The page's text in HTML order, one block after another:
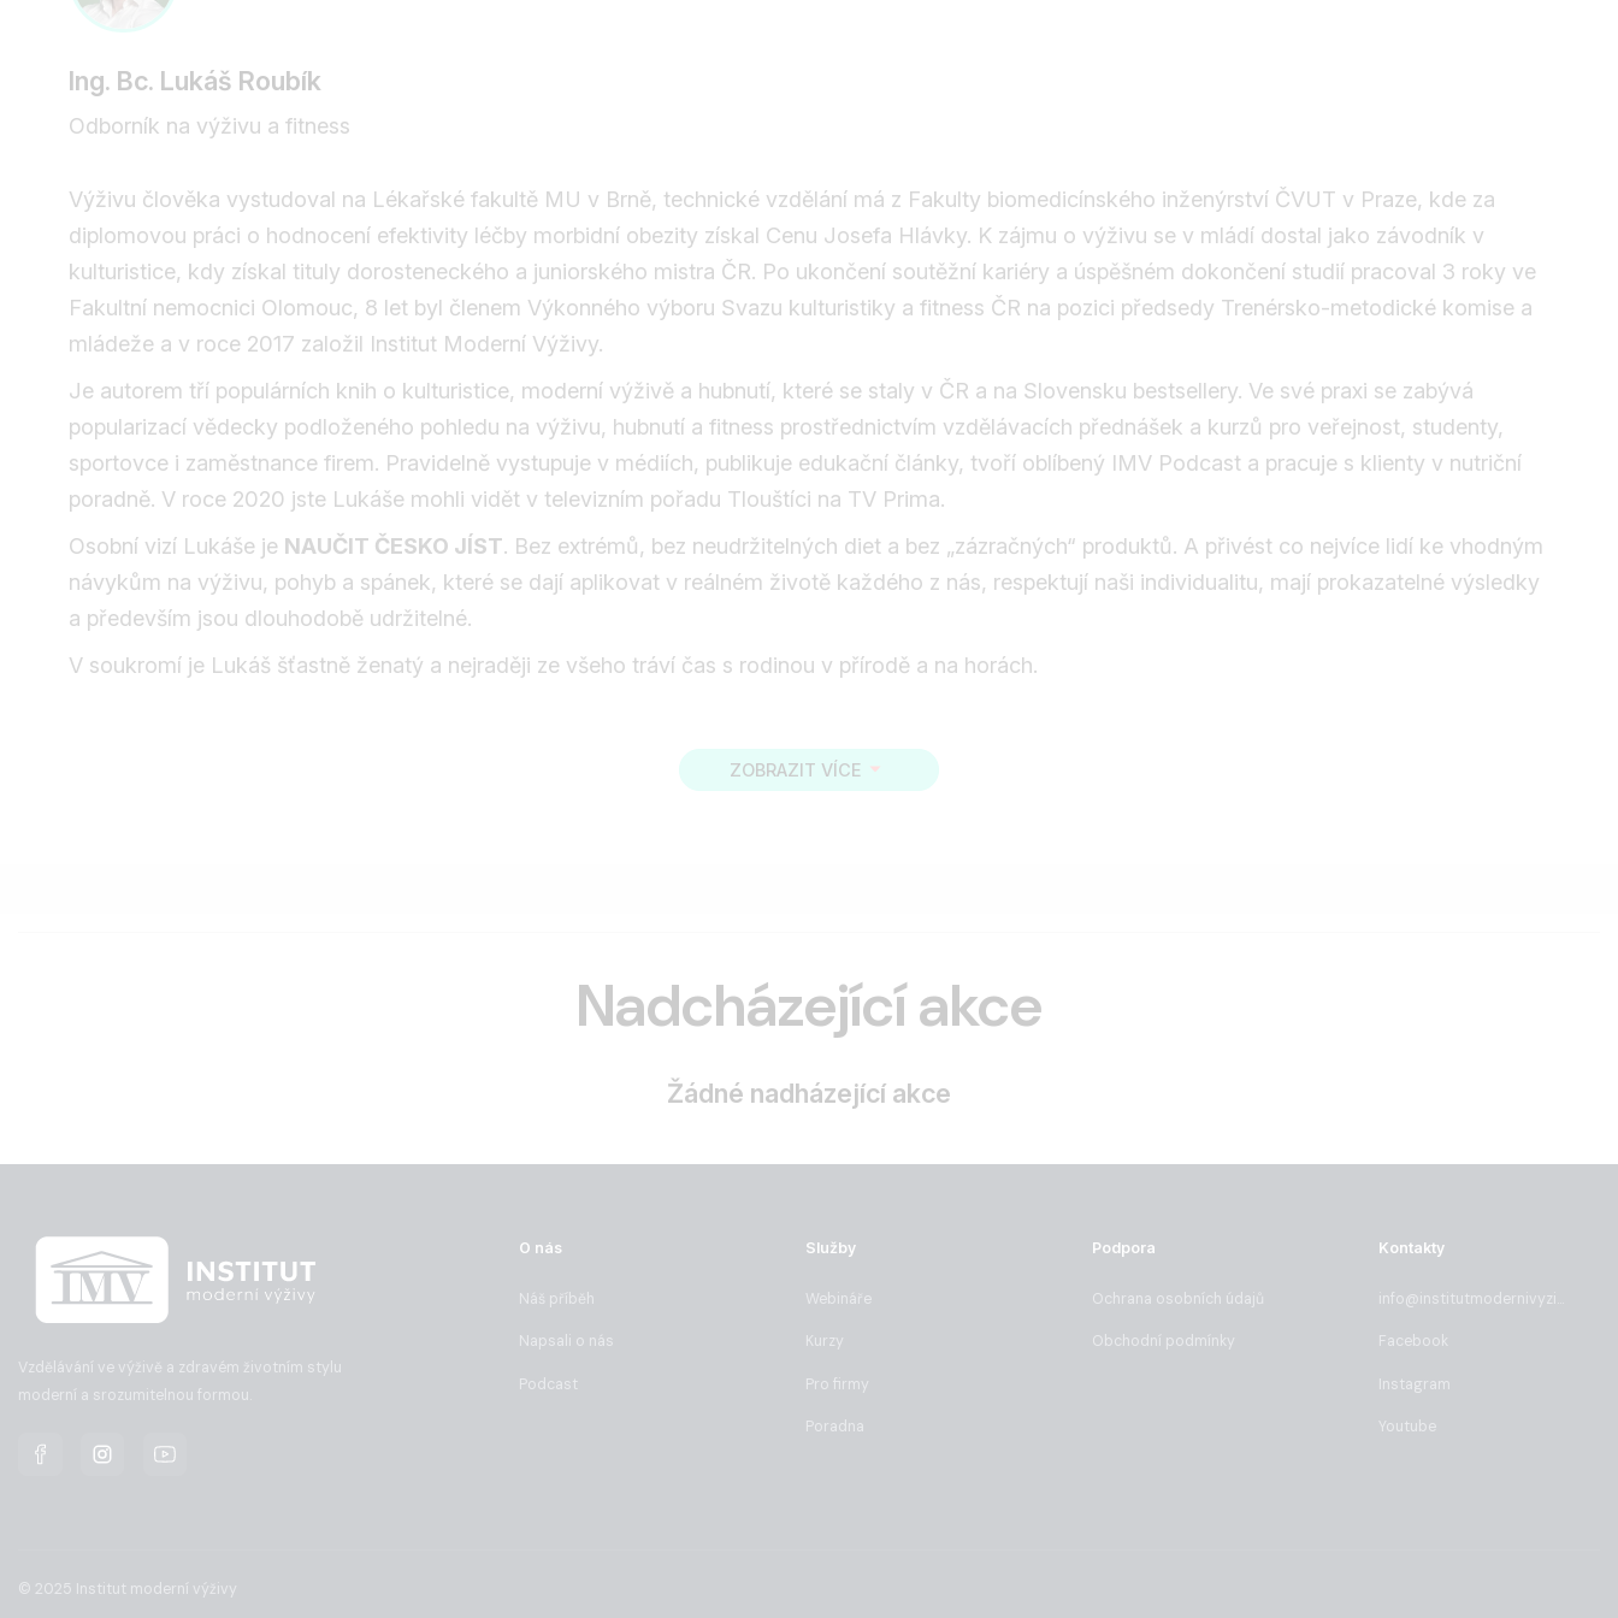
Ing. Bc. Lukáš Roubík
Odborník na výživu a fitness
Výživu člověka vystudoval na Lékařské fakultě MU v Brně, technické vzdělání má z Fakulty biomedicínského inženýrství ČVUT v Praze, kde za
diplomovou práci o hodnocení efektivity léčby morbidní obezity získal Cenu Josefa Hlávky. K zájmu o výživu se v mládí dostal jako závodník v
kulturistice, kdy získal tituly dorosteneckého a juniorského mistra ČR. Po ukončení soutěžní kariéry a úspěšném dokončení studií pracoval 3 roky ve
Fakultní nemocnici Olomouc, 8 let byl členem Výkonného výboru Svazu kulturistiky a fitness ČR na pozici předsedy Trenérsko-metodické komise a
mládeže a v roce 2017 založil Institut Moderní Výživy.
Je autorem tří populárních knih o kulturistice, moderní výživě a hubnutí, které se staly v ČR a na Slovensku bestsellery. Ve své praxi se zabývá
popularizací vědecky podloženého pohledu na výživu, hubnutí a fitness prostřednictvím vzdělávacích přednášek a kurzů pro veřejnost, studenty,
sportovce i zaměstnance firem. Pravidelně vystupuje v médiích, publikuje edukační články, tvoří oblíbený IMV Podcast a pracuje s klienty v nutriční
poradně. V roce 2020 jste Lukáše mohli vidět v televizním pořadu Tlouštíci na TV Prima.
Osobní vizí Lukáše je NAUČIT ČESKO JÍST. Bez extrémů, bez neudržitelných diet a bez „zázračných“ produktů. A přivést co nejvíce lidí ke vhodným
návykům na výživu, pohyb a spánek, které se dají aplikovat v reálném životě každého z nás, respektují naši individualitu, mají prokazatelné výsledky
a především jsou dlouhodobě udržitelné.
V soukromí je Lukáš šťastně ženatý a nejraději ze všeho tráví čas s rodinou v přírodě a na horách.
ZOBRAZIT VÍCE
Nadcházející akce
Žádné nadházející akce
Vzdělávání ve výživě a zdravém životním stylu
moderní a srozumitelnou formou.
O nás
Náš příběh
Napsali o nás
Podcast
Služby
Webináře
Kurzy
Pro firmy
Poradna
Podpora
Ochrana osobních údajů
Obchodní podmínky
Kontakty
Facebook
Instagram
Youtube
© 2025 Institut moderní výživy